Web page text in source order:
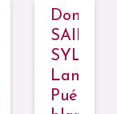
Domaine
SAINT